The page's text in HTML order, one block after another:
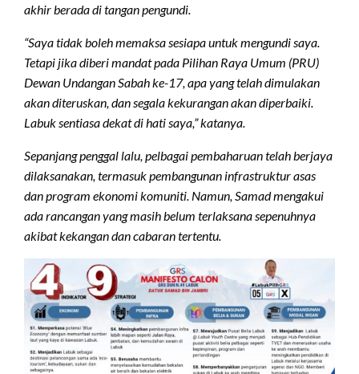
akhir berada di tangan pengundi.
“Saya tidak boleh memaksa sesiapa untuk mengundi saya.
Tetapi jika diberi mandat pada Pilihan Raya Umum (PRU)
Dewan Undangan Sabah ke-17, apa yang telah dimulakan
akan diteruskan, dan segala kekurangan akan diperbaiki.
Labuk sentiasa dekat di hati saya,” katanya.
Sepanjang penggal lalu, pelbagai pembaharuan telah berjaya
dilaksanakan, termasuk pembangunan infrastruktur asas
dan program ekonomi komuniti. Namun, Samad mengakui
ada rancangan yang masih belum terlaksana sepenuhnya
akibat kekangan dan cabaran tertentu.